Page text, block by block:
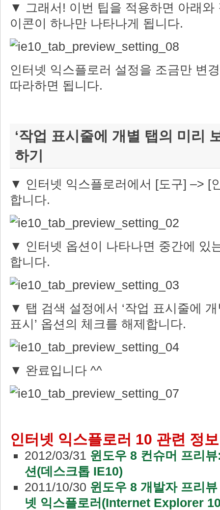
▼ 그래서! 이번 팁을 적용하면 아래와
이콘이 하나만 나타나게 됩니다.
인터넷 익스플로러 설정을 조금만 변
따라하면 됩니다.
‘작업 표시줄에 개별 탭의 미리
하기
▼ 인터넷 익스플로러에서 [도구] –> [
합니다.
▼ 인터넷 옵션이 나타나면 중간에 있
합니다.
▼ 탭 검색 설정에서 ‘작업 표시줄에
표시’ 옵션의 체크를 해제합니다.
▼ 완료입니다 ^^
인터넷 익스플로러 10 관련 정보
2012/03/31 윈도우 8 컨슈머 프리
션(데스크톱 IE10)
2011/10/30 윈도우 8 개발자 프리
넷 익스플로러(Internet Explorer